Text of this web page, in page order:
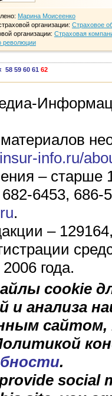
Марина Моисеенко
организации: Страховое
организации: Страховая
революции
58 59 60 61 62
info.ru/
– старше
6453, 686-
.
–
года.
cookie
и анализа
.
social